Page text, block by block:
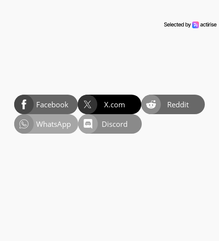
Facebook X.com
Reddit
WhatsApp
Discord